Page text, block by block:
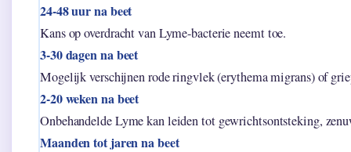
24-48 uur na beet
Kans op overdracht van Lyme-bacterie neemt toe.
3-30 dagen na beet
Mogelijk verschijnen rode ringvlek (erythema migrans) of
2-20 weken na beet
Onbehandelde Lyme kan leiden tot gewrichtsontsteking,
Maanden tot jaren na beet